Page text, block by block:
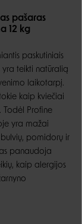
pašaras
12 kg
paskutiniais
yra teikti natūralią
laikotarpį.
kaip kviečiai
Todėl Profine
yra mažai
pomidorų ir
panaudoja
kaip alergijos